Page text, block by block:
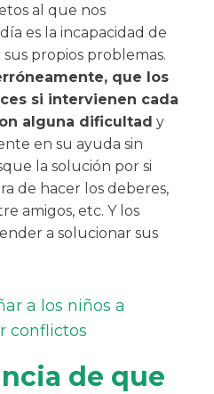
al que nos
es la incapacidad de
sus propios problemas.
que los
si intervienen cada
alguna dificultad y
en su ayuda sin
la solución por si
de hacer los deberes,
amigos, etc. Y los
a solucionar sus
a los niños a
conflictos
de que